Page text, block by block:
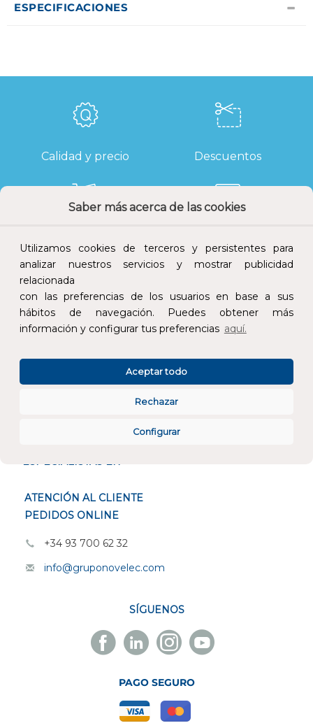
Saber más acerca de las cookies
Utilizamos cookies de terceros y persistentes para
analizar nuestros servicios y mostrar publicidad
relacionada
con las preferencias de los usuarios en base a sus
hábitos de navegación. Puedes obtener más
información y configurar tus preferencias aquí.
Configurar
Rechazar
Aceptar todo
ESPECIFICACIONES
Calidad y precio Descuentos
Atención al cliente
ESPECIALISTAS EN
ATENCIÓN AL CLIENTE
PEDIDOS ONLINE
+34 93 700 62 32
info@gruponovelec.com
SÍGUENOS
Facebook
Novelec
Linkedin
Novelec
Instagram
Novelec
Youtube
Novelec
PAGO SEGURO